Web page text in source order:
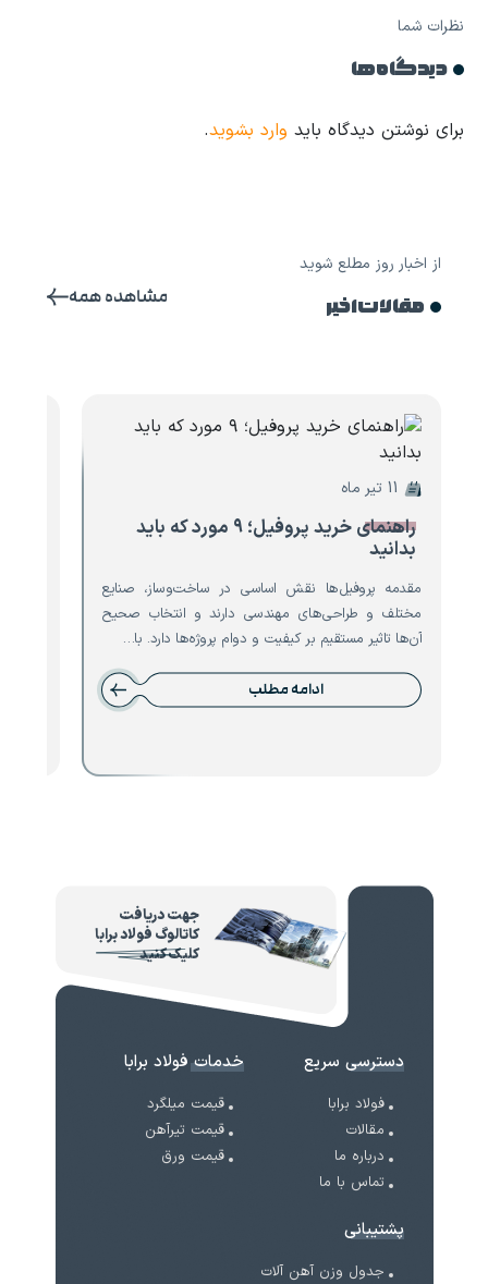
نظرات شما
دیدگاه ها
برای نوشتن دیدگاه باید وارد بشوید.
از اخبار روز مطلع شوید
مقالات اخیر مشاهده همه
راهنمای خرید پروفیل؛ ۹ مورد که باید
بدانید
مقدمه پروفیل‌ها نقش اساسی در ساخت‌وساز، صنایع
مختلف و طراحی‌های مهندسی دارند و انتخاب صحیح
آن‌ها تاثیر مستقیم بر کیفیت و دوام پروژه‌ها دارد. با…
ادامه مطلب
جهت دریافت
کاتالوگ فولاد برابا
کلیک کنید
دسترسی سریع
فولاد برابا
مقالات
درباره ما
تماس با ما
خدمات فولاد برابا
قیمت میلگرد
قیمت تیرآهن
قیمت ورق
پشتیبانی
جدول وزن آهن آلات